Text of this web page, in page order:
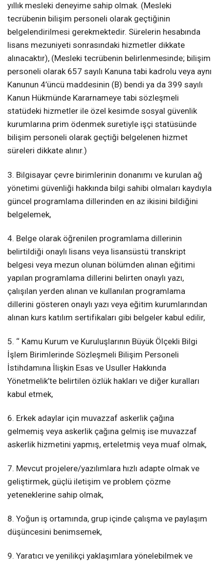
yıllık mesleki deneyime sahip olmak. (Mesleki
tecrübenin bilişim personeli olarak geçtiğinin
belgelendirilmesi gerekmektedir. Sürelerin hesabında
lisans mezuniyeti sonrasındaki hizmetler dikkate
alınacaktır), (Mesleki tecrübenin belirlenmesinde; bilişim
personeli olarak 657 sayılı Kanuna tabi kadrolu veya aynı
Kanunun 4’üncü maddesinin (B) bendi ya da 399 sayılı
Kanun Hükmünde Kararnameye tabi sözleşmeli
statüdeki hizmetler ile özel kesimde sosyal güvenlik
kurumlarına prim ödenmek suretiyle işçi statüsünde
bilişim personeli olarak geçtiği belgelenen hizmet
süreleri dikkate alınır.)
3. Bilgisayar çevre birimlerinin donanımı ve kurulan ağ
yönetimi güvenliği hakkında bilgi sahibi olmaları kaydıyla
güncel programlama dillerinden en az ikisini bildiğini
belgelemek,
4. Belge olarak öğrenilen programlama dillerinin
belirtildiği onaylı lisans veya lisansüstü transkript
belgesi veya mezun olunan bölümden alınan eğitimi
yapılan programlama dillerini belirten onaylı yazı,
çalışılan yerden alınan ve kullanılan programlama
dillerini gösteren onaylı yazı veya eğitim kurumlarından
alınan kurs katılım sertifikaları gibi belgeler kabul edilir,
5. ‘‘ Kamu Kurum ve Kuruluşlarının Büyük Ölçekli Bilgi
İşlem Birimlerinde Sözleşmeli Bilişim Personeli
İstihdamına İlişkin Esas ve Usuller Hakkında
Yönetmelik’te belirtilen özlük hakları ve diğer kuralları
kabul etmek,
6. Erkek adaylar için muvazzaf askerlik çağına
gelmemiş veya askerlik çağına gelmiş ise muvazzaf
askerlik hizmetini yapmış, erteletmiş veya muaf olmak,
7. Mevcut projelere/yazılımlara hızlı adapte olmak ve
geliştirmek, güçlü iletişim ve problem çözme
yeteneklerine sahip olmak,
8. Yoğun iş ortamında, grup içinde çalışma ve paylaşım
düşüncesini benimsemek,
9. Yaratıcı ve yenilikçi yaklaşımlara yönelebilmek ve